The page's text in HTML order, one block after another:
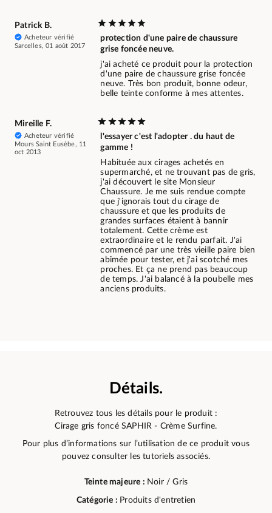
Patrick B.
Acheteur vérifié
Sarcelles, 01 août 2017
protection d'une paire de chaussure
grise foncée neuve.
j'ai acheté ce produit pour la protection
d'une paire de chaussure grise foncée
neuve. Très bon produit, bonne odeur,
belle teinte conforme à mes attentes.
Mireille F.
Acheteur vérifié
Mours Saint Eusèbe, 11
oct 2013
l'essayer c'est l'adopter . du haut de
gamme !
Habituée aux cirages achetés en
supermarché, et ne trouvant pas de gris,
j'ai découvert le site Monsieur
Chaussure. Je me suis rendue compte
que j'ignorais tout du cirage de
chaussure et que les produits de
grandes surfaces étaient à bannir
totalement. Cette crème est
extraordinaire et le rendu parfait. J'ai
commencé par une très vieille paire bien
abimée pour tester, et j'ai scotché mes
proches. Et ça ne prend pas beaucoup
de temps. J'ai balancé à la poubelle mes
anciens produits.
Détails.
Retrouvez tous les détails pour le produit :
Cirage gris foncé SAPHIR - Crème Surfine.
Pour plus d’informations sur l’utilisation de ce produit vous
pouvez consulter les tutoriels associés.
Teinte majeure : Noir / Gris
Catégorie : Produits d'entretien